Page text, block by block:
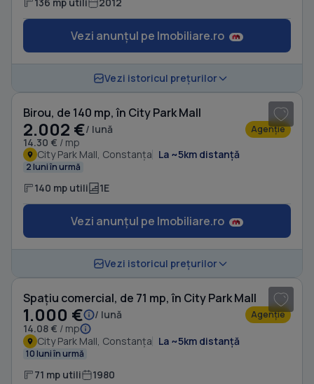
Vezi anunțul pe Imobiliare.ro
Vezi istoricul prețurilor
Birou, de 140 mp, în City Park Mall
2.002 €/ lună
14.30 € / mp
Agenție
City Park Mall, Constanța La ~5km distanță
2 luni în urmă
140 mp utili 1E
Vezi anunțul pe Imobiliare.ro
Vezi istoricul prețurilor
Spațiu comercial, de 71 mp, în City Park Mall
1.000 €
/ lună
14.08 € / mp
Agenție
City Park Mall, Constanța La ~5km distanță
10 luni în urmă
71 mp utili 1980